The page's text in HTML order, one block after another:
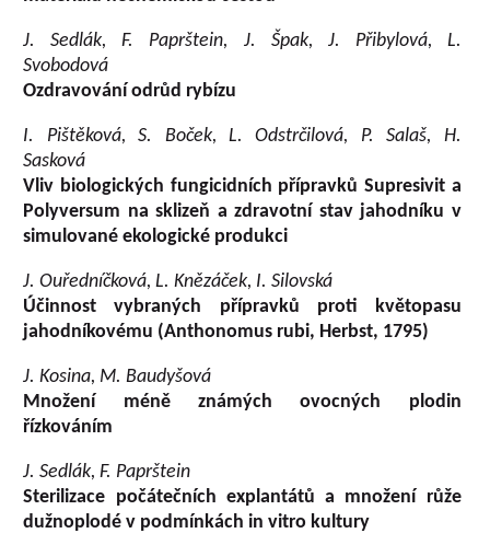
J. Sedlák, F. Paprštein, J. Špak, J. Přibylová, L.
Svobodová
Ozdravování odrůd rybízu
I. Pištěková, S. Boček, L. Odstrčilová, P. Salaš, H.
Sasková
Vliv biologických fungicidních přípravků Supresivit a
Polyversum na sklizeň a zdravotní stav jahodníku v
simulované ekologické produkci
J. Ouředníčková, L. Knězáček, I. Silovská
Účinnost vybraných přípravků proti květopasu
jahodníkovému (Anthonomus rubi, Herbst, 1795)
J. Kosina, M. Baudyšová
Množení méně známých ovocných plodin
řízkováním
J. Sedlák, F. Paprštein
Sterilizace počátečních explantátů a množení růže
dužnoplodé v podmínkách in vitro kultury